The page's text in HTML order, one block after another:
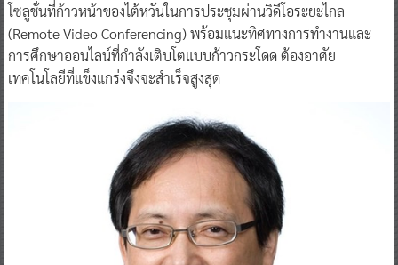
โซลูชั่นที่ก้าวหน้าของไต้หวันในการประชุมผ่านวิดีโอระยะไกล
(Remote Video Conferencing) พร้อมแนะทิศทางการทำงานและ
การศึกษาออนไลน์ที่กำลังเติบโตแบบก้าวกระโดด ต้องอาศัย
เทคโนโลยีที่แข็งแกร่งจึงจะสำเร็จสูงสุด